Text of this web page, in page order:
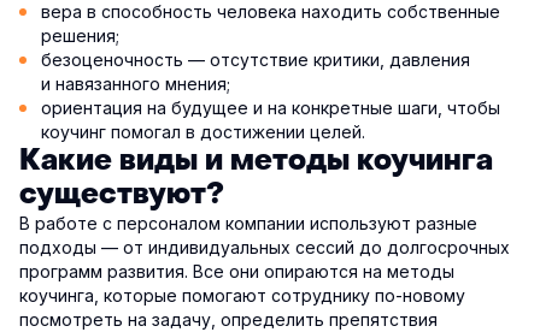
вера в способность человека находить собственные
решения;
безоценочность — отсутствие критики, давления
и навязанного мнения;
ориентация на будущее и на конкретные шаги, чтобы
коучинг помогал в достижении целей.
Какие виды и методы коучинга
существуют?
В работе с персоналом компании используют разные
подходы — от индивидуальных сессий до долгосрочных
программ развития. Все они опираются на методы
коучинга, которые помогают сотруднику по-новому
посмотреть на задачу, определить препятствия